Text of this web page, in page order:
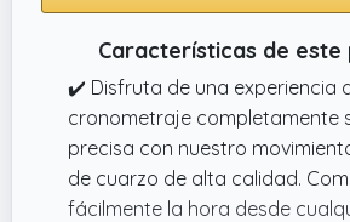
Características de
✔️ Disfruta de una experiencia
cronometraje completamente
precisa con nuestro
de cuarzo de alta calidad.
fácilmente la hora desde